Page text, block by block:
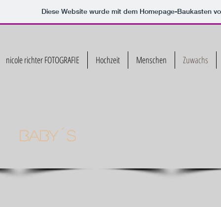
Diese Website wurde mit dem Homepage-Baukasten
nicole richter FOTOGRAFIE Hochzeit Menschen Zuwachs
Baby´s